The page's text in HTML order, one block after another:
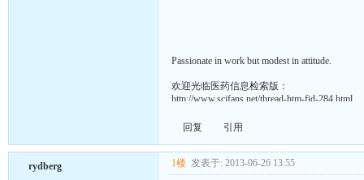
Passionate in work but modest in attitude.
欢迎光临医药信息检索版：
http://www.scifans.net/thread-htm-fid-284.html
回复 引用
rydberg
1楼 发表于: 2013-06-26 13:55